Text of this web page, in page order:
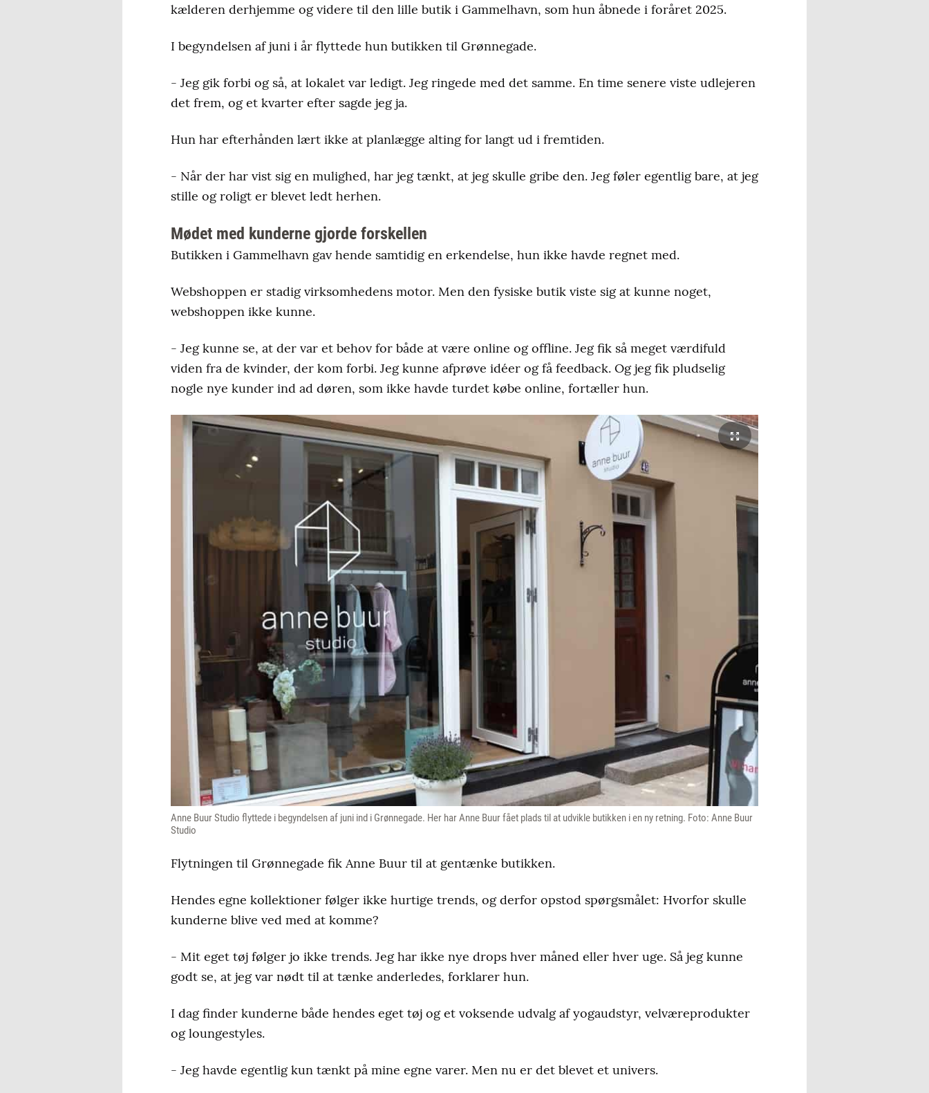
kælderen derhjemme og videre til den lille butik i Gammelhavn, som hun åbnede i foråret 2025.
I begyndelsen af juni i år flyttede hun butikken til Grønnegade.
- Jeg gik forbi og så, at lokalet var ledigt. Jeg ringede med det samme. En time senere viste udlejeren
det frem, og et kvarter efter sagde jeg ja.
Hun har efterhånden lært ikke at planlægge alting for langt ud i fremtiden.
- Når der har vist sig en mulighed, har jeg tænkt, at jeg skulle gribe den. Jeg føler egentlig bare, at jeg
stille og roligt er blevet ledt herhen.
Mødet med kunderne gjorde forskellen
Butikken i Gammelhavn gav hende samtidig en erkendelse, hun ikke havde regnet med.
Webshoppen er stadig virksomhedens motor. Men den fysiske butik viste sig at kunne noget,
webshoppen ikke kunne.
- Jeg kunne se, at der var et behov for både at være online og offline. Jeg fik så meget værdifuld
viden fra de kvinder, der kom forbi. Jeg kunne afprøve idéer og få feedback. Og jeg fik pludselig
nogle nye kunder ind ad døren, som ikke havde turdet købe online, fortæller hun.
Anne Buur Studio flyttede i begyndelsen af juni ind i Grønnegade. Her har Anne Buur fået plads til at udvikle butikken i en ny retning. Foto: Anne Buur
Studio
Flytningen til Grønnegade fik Anne Buur til at gentænke butikken.
Hendes egne kollektioner følger ikke hurtige trends, og derfor opstod spørgsmålet: Hvorfor skulle
kunderne blive ved med at komme?
- Mit eget tøj følger jo ikke trends. Jeg har ikke nye drops hver måned eller hver uge. Så jeg kunne
godt se, at jeg var nødt til at tænke anderledes, forklarer hun.
I dag finder kunderne både hendes eget tøj og et voksende udvalg af yogaudstyr, velværeprodukter
og loungestyles.
- Jeg havde egentlig kun tænkt på mine egne varer. Men nu er det blevet et univers.